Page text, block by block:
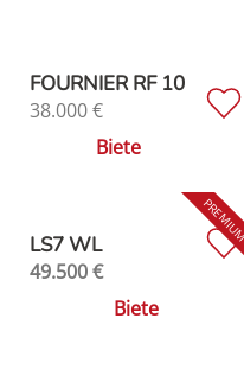
FOURNIER RF 10
38.000€
Biete
LS7 WL
49.500€
Biete